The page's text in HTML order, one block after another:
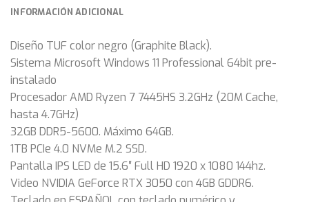
INFORMACIÓN ADICIONAL
Diseño TUF color negro (Graphite Black).
Sistema Microsoft Windows 11 Professional 64bit pre-
instalado
Procesador AMD Ryzen 7 7445HS 3.2GHz (20M Cache,
hasta 4.7GHz)
32GB DDR5-5600. Máximo 64GB.
1TB PCIe 4.0 NVMe M.2 SSD.
Pantalla IPS LED de 15.6″ Full HD 1920 x 1080 144hz.
Video NVIDIA GeForce RTX 3050 con 4GB GDDR6.